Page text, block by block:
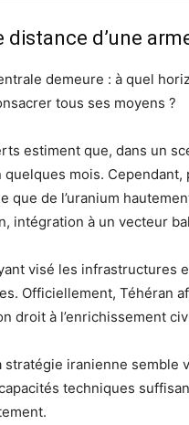
distance d’une
demeure : à quel
tous ses moyens ?
estiment que, dans un
mois.
que de l’uranium
intégration à un vecteur
visé les infrastructures
Officiellement, Téhéran
droit à l’enrichissement
stratégie iranienne semble
techniques